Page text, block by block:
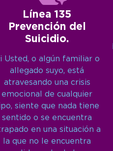
Línea 135
Prevención del
Suicidio.
Usted, o algún familiar o
allegado suyo, está
atravesando una crisis
emocional de cualquier
siente que nada tiene
sentido o se encuentra
en una situación a
la que no le encuentra